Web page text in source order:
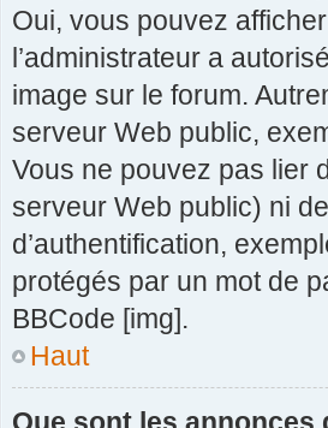
Oui, vous pouvez
l’administrateur a
image sur le forum.
serveur Web public,
Vous ne pouvez pas lier
serveur Web public) ni
d’authentification,
protégés par un mot de
BBCode [img].
Haut
Que sont les annonces